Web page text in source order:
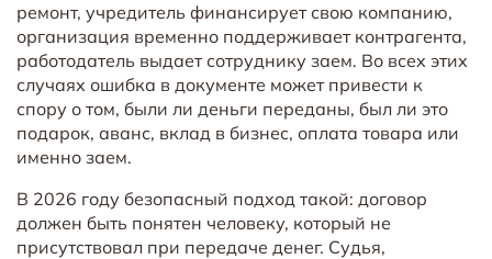
ремонт, учредитель финансирует свою компанию,
организация временно поддерживает контрагента,
работодатель выдает сотруднику заем. Во всех этих
случаях ошибка в документе может привести к
спору о том, были ли деньги переданы, был ли это
подарок, аванс, вклад в бизнес, оплата товара или
именно заем.
В 2026 году безопасный подход такой: договор
должен быть понятен человеку, который не
присутствовал при передаче денег. Судья,